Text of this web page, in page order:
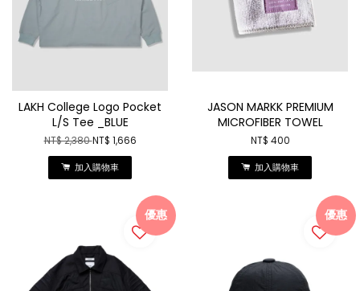
LAKH College Logo Pocket
L/S Tee _BLUE
NT$ 2,380NT$ 1,666
加入購物車
JASON MARKK PREMIUM
MICROFIBER TOWEL
NT$ 400
加入購物車
優惠 優惠